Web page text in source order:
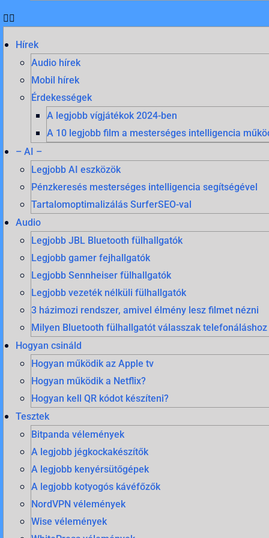
Hírek
Audio hírek
Mobil hírek
Érdekességek
A legjobb vígjátékok 2024-ben
A 10 legjobb film a mesterséges intelligencia
– AI –
Legjobb AI eszközök
Pénzkeresés mesterséges intelligencia segítségével
Tartalomoptimalizálás SurferSEO-val
Audio
Legjobb JBL Bluetooth fülhallgatók
Legjobb gamer fejhallgatók
Legjobb Sennheiser fülhallgatók
Legjobb vezeték nélküli fülhallgatók
3 házimozi rendszer, amivel élmény lesz filmet nézni
Milyen Bluetooth fülhallgatót válasszak telefonáláshoz
Hogyan csináld
Hogyan működik az Apple tv
Hogyan működik a Netflix?
Hogyan kell QR kódot készíteni?
Tesztek
Bitpanda vélemények
A legjobb jégkockakészítők
A legjobb kenyérsütőgépek
A legjobb kotyogós kávéfőzők
NordVPN vélemények
Wise vélemények